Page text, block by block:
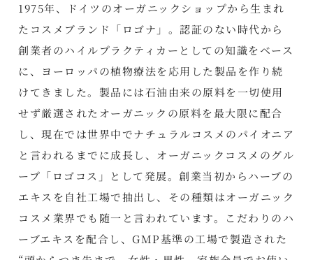
1975年、ドイツのオーガニックショップから生まれ
たコスメブランド「ロゴナ」。認証のない時代から
創業者のハイルプラクティカーとしての知識をベース
に、ヨーロッパの植物療法を応用した製品を作り続
けてきました。製品には石油由来の原料を一切使用
せず厳選されたオーガニックの原料を最大限に配合
し、現在では世界中でナチュラルコスメのパイオニア
と言われるまでに成長し、オーガニックコスメのグル
ープ「ロゴコス」として発展。創業当初からハーブの
エキスを自社工場で抽出し、その種類はオーガニック
コスメ業界でも随一と言われています。こだわりのハ
ーブエキスを配合し、GMP基準の工場で製造された